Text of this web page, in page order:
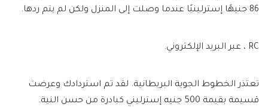
86 جنيهًا إسترلينيًا عندما وصلت إلى المنزل ولكن لم يتم ردها.
RC ، عبر البريد الإلكتروني.
تعتذر الخطوط الجوية البريطانية. لقد تم استردادك وعرضت
قسيمة بقيمة 500 جنيه إسترليني كبادرة من حسن النية.